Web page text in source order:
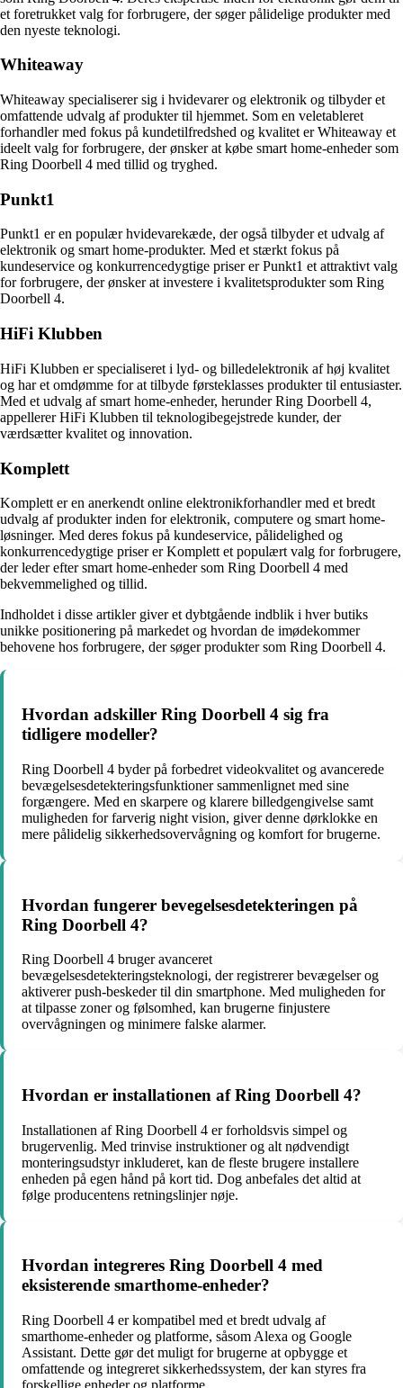
et foretrukket valg for forbrugere, der søger pålidelige produkter med
den nyeste teknologi.
Whiteaway
Whiteaway specialiserer sig i hvidevarer og elektronik og tilbyder et
omfattende udvalg af produkter til hjemmet. Som en veletableret
forhandler med fokus på kundetilfredshed og kvalitet er Whiteaway et
ideelt valg for forbrugere, der ønsker at købe smart home-enheder som
Ring Doorbell 4 med tillid og tryghed.
Punkt1
Punkt1 er en populær hvidevarekæde, der også tilbyder et udvalg af
elektronik og smart home-produkter. Med et stærkt fokus på
kundeservice og konkurrencedygtige priser er Punkt1 et attraktivt valg
for forbrugere, der ønsker at investere i kvalitetsprodukter som Ring
Doorbell 4.
HiFi Klubben
HiFi Klubben er specialiseret i lyd- og billedelektronik af høj kvalitet
og har et omdømme for at tilbyde førsteklasses produkter til entusiaster.
Med et udvalg af smart home-enheder, herunder Ring Doorbell 4,
appellerer HiFi Klubben til teknologibegejstrede kunder, der
værdsætter kvalitet og innovation.
Komplett
Komplett er en anerkendt online elektronikforhandler med et bredt
udvalg af produkter inden for elektronik, computere og smart home-
løsninger. Med deres fokus på kundeservice, pålidelighed og
konkurrencedygtige priser er Komplett et populært valg for forbrugere,
der leder efter smart home-enheder som Ring Doorbell 4 med
bekvemmelighed og tillid.
Indholdet i disse artikler giver et dybtgående indblik i hver butiks
unikke positionering på markedet og hvordan de imødekommer
behovene hos forbrugere, der søger produkter som Ring Doorbell 4.
Hvordan adskiller Ring Doorbell 4 sig fra
tidligere modeller?
Ring Doorbell 4 byder på forbedret videokvalitet og avancerede
bevægelsesdetekteringsfunktioner sammenlignet med sine
forgængere. Med en skarpere og klarere billedgengivelse samt
muligheden for farverig night vision, giver denne dørklokke en
mere pålidelig sikkerhedsovervågning og komfort for brugerne.
Hvordan fungerer bevegelsesdetekteringen på
Ring Doorbell 4?
Ring Doorbell 4 bruger avanceret
bevægelsesdetekteringsteknologi, der registrerer bevægelser og
aktiverer push-beskeder til din smartphone. Med muligheden for
at tilpasse zoner og følsomhed, kan brugerne finjustere
overvågningen og minimere falske alarmer.
Hvordan er installationen af Ring Doorbell 4?
Installationen af Ring Doorbell 4 er forholdsvis simpel og
brugervenlig. Med trinvise instruktioner og alt nødvendigt
monteringsudstyr inkluderet, kan de fleste brugere installere
enheden på egen hånd på kort tid. Dog anbefales det altid at
følge producentens retningslinjer nøje.
Hvordan integreres Ring Doorbell 4 med
eksisterende smarthome-enheder?
Ring Doorbell 4 er kompatibel med et bredt udvalg af
smarthome-enheder og platforme, såsom Alexa og Google
Assistant. Dette gør det muligt for brugerne at opbygge et
omfattende og integreret sikkerhedssystem, der kan styres fra
forskellige enheder og platforme.